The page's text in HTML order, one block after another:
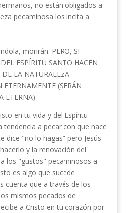
no están obligados a
pecaminosa los incita a
morirán. PERO, SI
ESPÍRITU SANTO HACEN
DE LA NATURALEZA
ETERNAMENTE (SERÁN
ETERNA)
en tu vida y del Espíritu
tendencia a pecar con que nace
dice "no lo hagas" pero Jesús
y la renovación del
los "gustos" pecaminosos a
es algo que sucede
cuenta que a través de los
mismos pecados de
a Cristo en tu corazón por